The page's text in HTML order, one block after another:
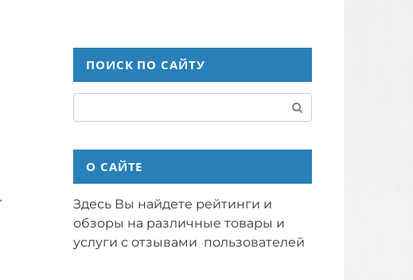
ПОИСК ПО САЙТУ
О САЙТЕ
Здесь Вы найдете рейтинги и
обзоры на различные товары и
услуги с отзывами пользователей